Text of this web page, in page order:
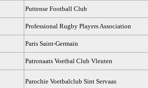
Puttense Football Club
Professional Rugby Players Association
Paris Saint-Germain
Patronaats Voetbal Club Vleuten
Parochie Voetbalclub Sint Servaas